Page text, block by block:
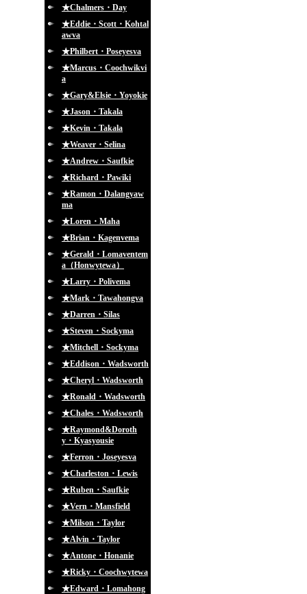
★Chalmers・Day
★Eddie・Scott・Kohtal
awva
★Philbert・Poseyesva
★Marcus・Coochwikvi
a
★Gary&Elsie・Yoyokie
★Jason・Takala
★Kevin・Takala
★Weaver・Selina
★Andrew・Saufkie
★Richard・Pawiki
★Ramon・Dalangyaw
ma
★Loren・Maha
★Brian・Kagenvema
★Gerald・Lomaventem
a（Honwytewa）
★Larry・Polivema
★Mark・Tawahongva
★Darren・Silas
★Steven・Sockyma
★Mitchell・Sockyma
★Eddison・Wadsworth
★Cheryl・Wadsworth
★Ronald・Wadsworth
★Chales・Wadsworth
★Raymond&Doroth
y・Kyasyousie
★Ferron・Joseyesva
★Charleston・Lewis
★Ruben・Saufkie
★Vern・Mansfield
★Milson・Taylor
★Alvin・Taylor
★Antone・Honanie
★Ricky・Coochwytewa
★Edward・Lomahong